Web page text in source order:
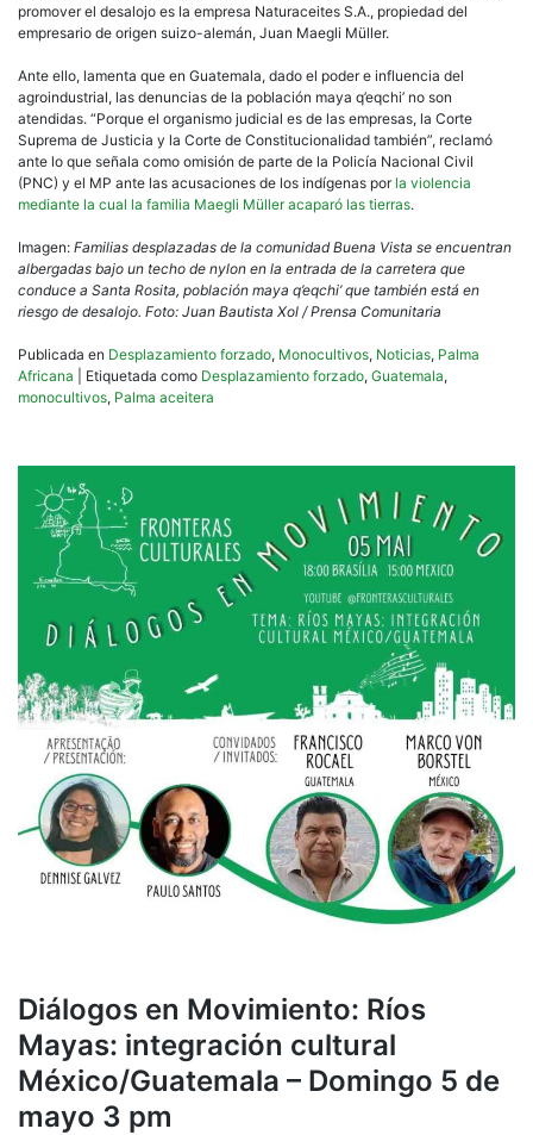
promover el desalojo es la empresa Naturaceites S.A., propiedad del
empresario de origen suizo-alemán, Juan Maegli Müller.
Ante ello, lamenta que en Guatemala, dado el poder e influencia del
agroindustrial, las denuncias de la población maya q’eqchi’ no son
atendidas. “Porque el organismo judicial es de las empresas, la Corte
Suprema de Justicia y la Corte de Constitucionalidad también”, reclamó
ante lo que señala como omisión de parte de la Policía Nacional Civil
(PNC) y el MP ante las acusaciones de los indígenas por la violencia
mediante la cual la familia Maegli Müller acaparó las tierras.
Imagen: Familias desplazadas de la comunidad Buena Vista se encuentran
albergadas bajo un techo de nylon en la entrada de la carretera que
conduce a Santa Rosita, población maya q’eqchi’ que también está en
riesgo de desalojo. Foto: Juan Bautista Xol / Prensa Comunitaria
Publicada en Desplazamiento forzado, Monocultivos, Noticias, Palma
Africana
Etiquetada como Desplazamiento forzado, Guatemala,
monocultivos, Palma aceitera
Diálogos en Movimiento: Ríos
Mayas: integración cultural
México/Guatemala – Domingo 5 de
mayo 3 pm